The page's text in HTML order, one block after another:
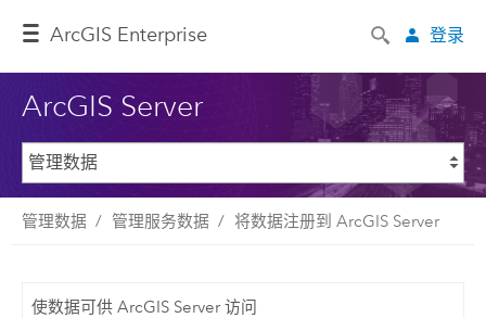
ArcGIS Enterprise 登录
ArcGIS Server
管理数据 管理服务数据 将数据注册到 ArcGIS Server
使数据可供 ArcGIS Server 访问